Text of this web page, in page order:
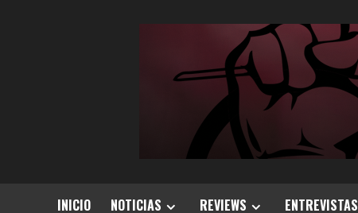
INICIO NOTICIAS REVIEWS ENTREVISTAS